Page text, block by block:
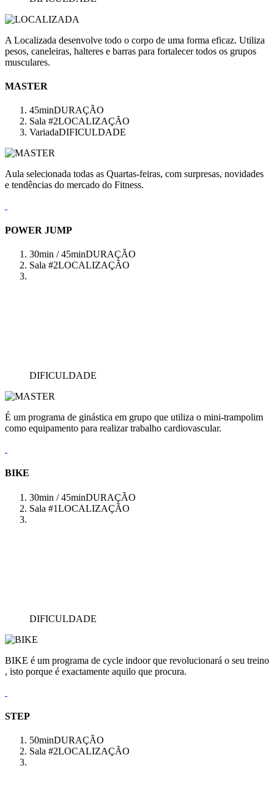
A Localizada desenvolve todo o corpo de uma forma eficaz. Utiliza
pesos, caneleiras, halteres e barras para fortalecer todos os grupos
musculares.
MASTER
45minDURAÇÃO
Sala #2LOCALIZAÇÃO
VariadaDIFICULDADE
Aula selecionada todas as Quartas-feiras, com surpresas, novidades
e tendências do mercado do Fitness.
POWER JUMP
30min / 45minDURAÇÃO
Sala #2LOCALIZAÇÃO
DIFICULDADE
É um programa de ginástica em grupo que utiliza o mini-trampolim
como equipamento para realizar trabalho cardiovascular.
BIKE
30min / 45minDURAÇÃO
Sala #1LOCALIZAÇÃO
DIFICULDADE
BIKE é um programa de cycle indoor que revolucionará o seu treino
, isto porque é exactamente aquilo que procura.
STEP
50minDURAÇÃO
Sala #2LOCALIZAÇÃO